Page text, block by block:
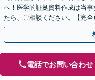
へ！医学的証拠資料作成は当
たら、ご相談ください。【完全
電話でお問い合わせ